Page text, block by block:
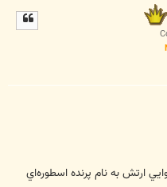
ارتش به نام پرنده اسطوره‌اي